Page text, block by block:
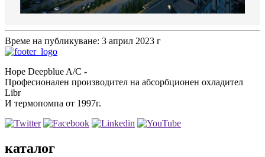
Време на публикуване: 3 април 2023 г
Hope Deepblue A/C -
Професионален производител на абсорбционен охладител
Libr
И термопомпа от 1997г.
каталог